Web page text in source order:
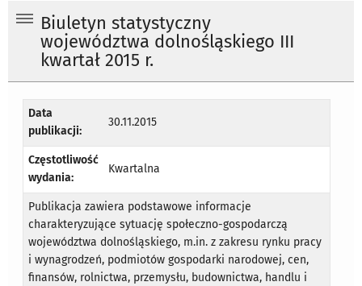
Biuletyn statystyczny
województwa dolnośląskiego III
kwartał 2015 r.
Data
publikacji:
30.11.2015
Częstotliwość
wydania:
Kwartalna
Publikacja zawiera podstawowe informacje
charakteryzujące sytuację społeczno-gospodarczą
województwa dolnośląskiego, m.in. z zakresu rynku pracy
i wynagrodzeń, podmiotów gospodarki narodowej, cen,
finansów, rolnictwa, przemysłu, budownictwa, handlu i